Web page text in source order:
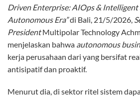
Driven Enterprise: AIOps &
Autonomous Era”di Bali, 21/5/2026,
PresidentMultipolar Technology
menjelaskan bahwa autonomous
kerja perusahaan dari yang bersifat
antisipatif dan proaktif.
Menurut dia, di sektor ritel sistem